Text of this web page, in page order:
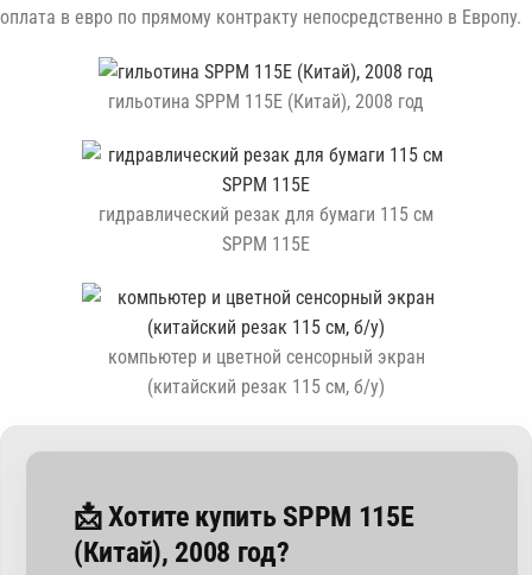
оплата в евро по прямому контракту непосредственно в Европу.
гильотина SPPM 115E (Китай), 2008 год
гидравлический резак для бумаги 115 см
SPPM 115E
компьютер и цветной сенсорный экран
(китайский резак 115 см, б/у)
📩 Хотите купить SPPM 115E
(Китай), 2008 год?